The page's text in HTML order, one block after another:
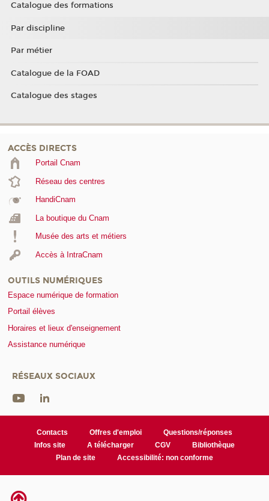
Catalogue des formations
Par discipline
Par métier
Catalogue de la FOAD
Catalogue des stages
ACCÈS DIRECTS
Portail Cnam
Réseau des centres
HandiCnam
La boutique du Cnam
Musée des arts et métiers
Accès à IntraCnam
OUTILS NUMÉRIQUES
Espace numérique de formation
Portail élèves
Horaires et lieux d'enseignement
Assistance numérique
RÉSEAUX SOCIAUX
Contacts Offres d'emploi
Questions/réponses
Infos site
A télécharger CGV
Bibliothèque
Plan de site
Accessibilité: non conforme